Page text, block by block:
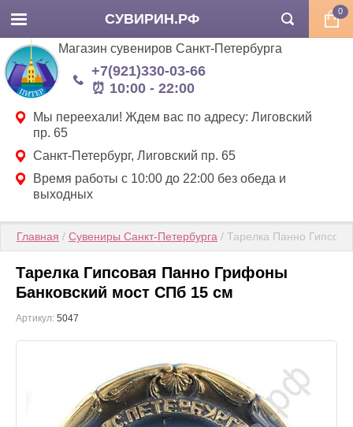
0
СУВИРИН.РФ
Магазин сувениров Санкт-Петербурга
+7(921)330-03-66
⏰ 10:00 - 22:00
Мы переехали! Ждем вас по адресу: Лиговский
пр. 65
Санкт-Петербург, Лиговский пр. 65
Время работы с 10:00 до 22:00 без обеда и
выходных
Главная / Сувениры Санкт-Петербурга / Тарелка Панно
Тарелка Гипсовая Панно Грифоны
Банковский мост СПб 15 см
Артикул: 5047